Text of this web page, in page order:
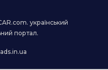
український
портал.